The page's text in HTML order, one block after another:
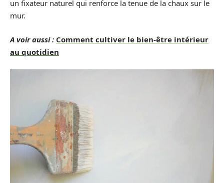
un fixateur naturel qui renforce la tenue de la chaux sur le
mur.
A voir aussi : Comment cultiver le bien-être intérieur
au quotidien